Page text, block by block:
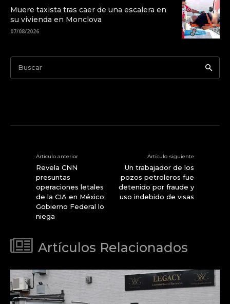
Muere taxista tras caer de una escalera en
su vivienda en Monclova
07/08/2026
Buscar
Artículo anterior
Revela CNN
presuntas
operaciones letales
de la CIA en México;
Gobierno Federal lo
niega
Artículo siguiente
Un trabajador de los
pozos petroleros fue
detenido por fraude y
uso indebido de visas
Artículos Relacionados